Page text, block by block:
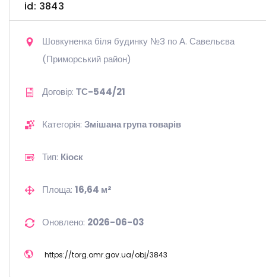
id: 3843
Шовкуненка біля будинку №3 по А. Савельєва
(Приморський район)
Договір: ТС-544/21
Категорія: Змішана група товарів
Тип: Кіоск
Площа: 16,64 м²
Оновлено: 2026-06-03
https://torg.omr.gov.ua/obj/3843